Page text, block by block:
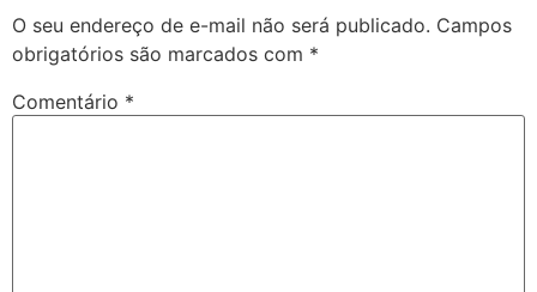
O seu endereço de e-mail não será publicado. Campos
obrigatórios são marcados com *
Comentário *